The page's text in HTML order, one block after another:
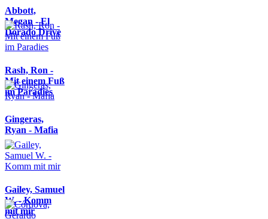
Abbott,
Megan - El
Dorado Drive
Rash, Ron -
Mit einem Fuß
im Paradies
Gingeras,
Ryan - Mafia
Gailey, Samuel
W. - Komm
mit mir